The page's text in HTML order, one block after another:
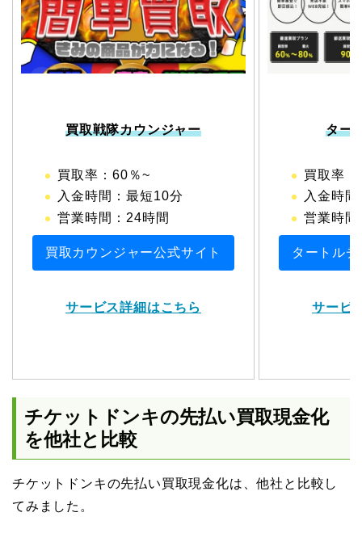
買取戦隊カウンジャー
買取率：60％~
入金時間：最短10分
営業時間：24時間
買取カウンジャー公式サイト
サービス詳細はこちら
ター
買取率
入金時
営業時
タートル
サービ
チケットドンキの先払い買取現金化
を他社と比較
チケットドンキの先払い買取現金化は、他社と比較し
てみました。